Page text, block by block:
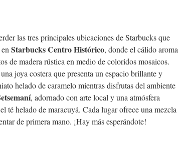
las tres principales ubicaciones de Starbucks que
Starbucks Centro Histórico, donde el cálido aroma
de madera rústica en medio de coloridos mosaicos.
joya costera que presenta un espacio brillante y
helado de caramelo mientras disfrutas del ambiente
, adornado con arte local y una atmósfera
té helado de maracuyá. Cada lugar ofrece una mezcla
de primera mano. ¡Hay más esperándote!